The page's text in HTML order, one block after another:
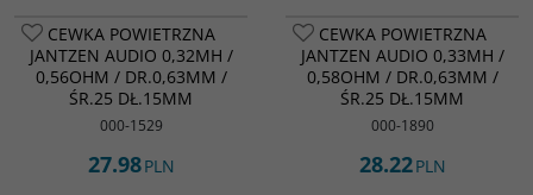
CEWKA POWIETRZNA
JANTZEN AUDIO 0,32MH /
0,56OHM / DR.0,63MM /
ŚR.25 DŁ.15MM
000-1529
27.98PLN
CEWKA POWIETRZNA
JANTZEN AUDIO 0,33MH /
0,58OHM / DR.0,63MM /
ŚR.25 DŁ.15MM
000-1890
28.22PLN